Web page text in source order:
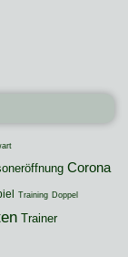
Corona
Training Doppel
Trainer